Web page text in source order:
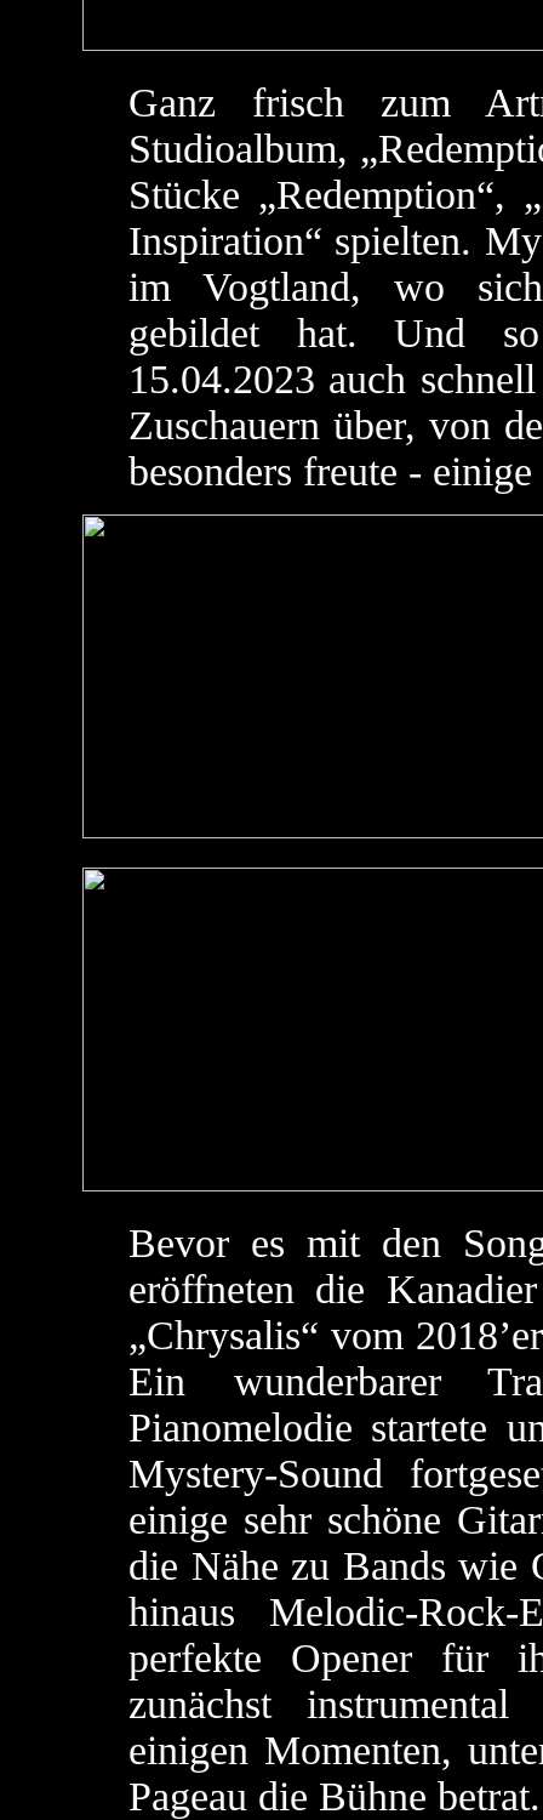
Ganz frisch zum
Studioalbum,
Stücke
Inspiration“ spielten.
im Vogtland, wo sich
gebildet hat. Und
15.04.2023 auch
Zuschauern über, von
besonders freute -
Bevor es mit den
eröffneten die
„Chrysalis“ vom
Ein wunderbarer
Pianomelodie startete
Mystery-Sound
einige sehr schöne
die Nähe zu Bands wie
hinaus Melodic-
perfekte Opener für
zunächst
einigen Momenten,
Pageau die Bühne betrat.